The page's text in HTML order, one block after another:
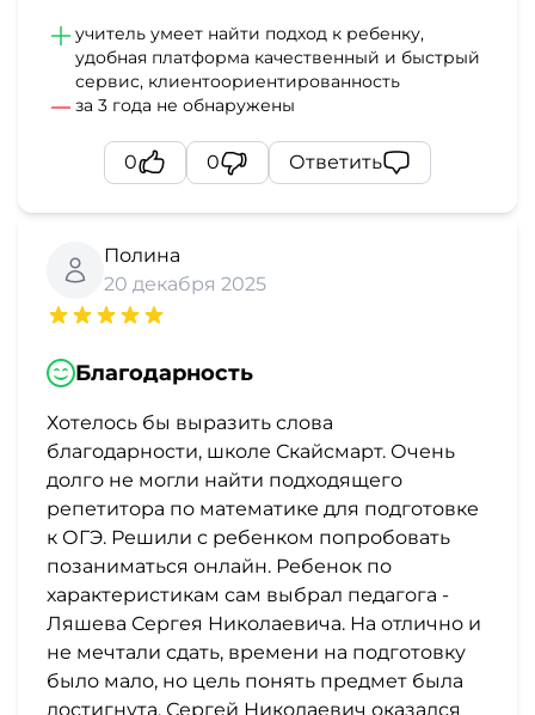
учитель умеет найти подход к ребенку,
удобная платформа качественный и быстрый
сервис, клиентоориентированность
за 3 года не обнаружены
0 0 Ответить
Полина
20 декабря 2025
Благодарность
Хотелось бы выразить слова
благодарности, школе Скайсмарт. Очень
долго не могли найти подходящего
репетитора по математике для подготовке
к ОГЭ. Решили с ребенком попробовать
позаниматься онлайн. Ребенок по
характеристикам сам выбрал педагога -
Ляшева Сергея Николаевича. На отлично и
не мечтали сдать, времени на подготовку
было мало, но цель понять предмет была
достигнута. Сергей Николаевич оказался